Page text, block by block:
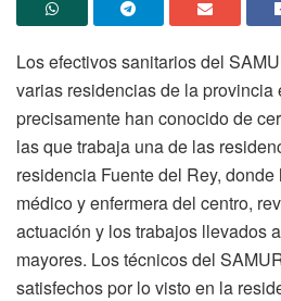
Los efectivos sanitarios del
varias residencias de la provincia
precisamente han conocido de
las que trabaja una de las
residencia Fuente del Rey,
médico y enfermera del centro,
actuación y los trabajos llevados
mayores. Los técnicos del
satisfechos por lo visto en la